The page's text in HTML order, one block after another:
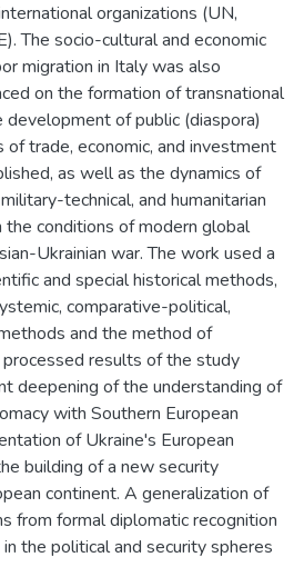
organizations (UN,
The socio-cultural and economic
migration in Italy was also
on the formation of transnational
of public (diaspora)
of trade, economic, and investment
as well as the dynamics of
technical, and humanitarian
the conditions of modern global
Ukrainian war. The work used a
and special historical methods,
comparative-political,
and the method of
processed results of the study
deepening of the understanding of
with Southern European
of Ukraine's European
building of a new security
continent. A generalization of
from formal diplomatic recognition
the political and security spheres